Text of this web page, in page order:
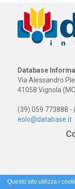
Database
Via Alessandro
41058 Vignola
(39) 059 773888 -
eolo@database.it
Questo sito utilizza i